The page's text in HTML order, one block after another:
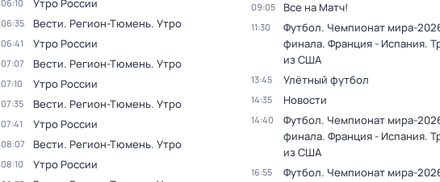
06:10 Утро России
06:35 Вести. Регион-Тюмень. Утро
06:41 Утро России
07:07 Вести. Регион-Тюмень. Утро
07:10 Утро России
07:35 Вести. Регион-Тюмень. Утро
07:41 Утро России
08:07 Вести. Регион-Тюмень. Утро
08:10 Утро России
09:05 Все на Матч!
11:30
Футбол. Чемпионат мира-
финала. Франция - Испания.
из США
13:45 Улётный футбол
14:35 Новости
14:40
Футбол. Чемпионат мира-
финала. Франция - Испания.
из США
16:55
Футбол. Чемпионат мира-